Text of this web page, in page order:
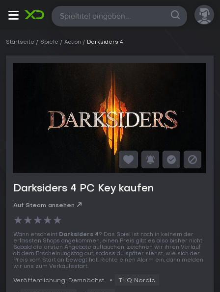
Alle
Startseite Spiele Action Darksiders 4
Darksiders 4 PC Key kaufen
Auf Steam ansehen
★★★★★
Wann erscheint Darksiders 4? Das Spiel ist noch in keinem der
erfassten Shops angekommen, einen Preis gibt es also bisher nicht.
Sobald die ersten Angebote auftauchen, zeichnen wir ihren Verlauf
ab dem Erscheinungstag auf, sodass du später siehst, wie sich der
Preis vom Start an bewegt hat. Richte einen Alarm ein, dann melden
wir uns zum Verkaufsstart.
Veröffentlichung: Demnächst THQ Nordic